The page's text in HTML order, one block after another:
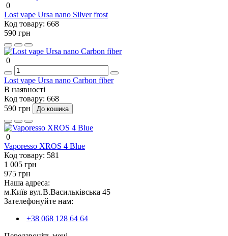
0
Lost vape Ursa nano Silver frost
Код товару: 668
590 грн
0
Lost vape Ursa nano Carbon fiber
В наявності
Код товару: 668
590 грн
До кошика
0
Vaporesso XROS 4 Blue
Код товару: 581
1 005 грн
975 грн
Наша адреса:
м.Київ вул.В.Васильківська 45
Зателефонуйте нам:
+38 068 128 64 64